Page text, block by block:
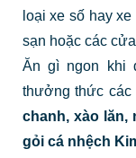
loại xe số hay
sạn hoặc các
Ăn gì ngon khi
thưởng thức
chanh, xào lăn,
gỏi cá nhệch